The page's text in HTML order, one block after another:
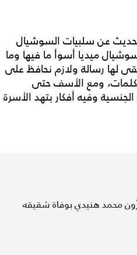
عن سلبيات السوشيال
ميديا أسوأ ما فيها وما
لها رسالة ولازم نحافظ على
ومع الأسف حتى
وفيه أفكار بتهد الأسرة
محمد هنيدي بوفاة شقيقه